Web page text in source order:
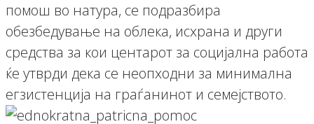
помош во натура, се подразбира
обезбедување на облека, исхрана и други
средства за кои центарот за социјална работа
ќе утврди дека се неопходни за минимална
егзистенција на граѓанинот и семејството.